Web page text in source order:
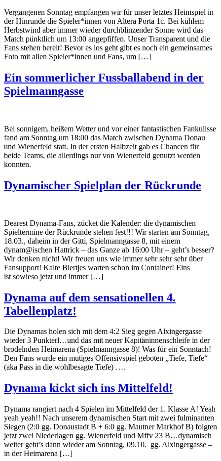
Vergangenen Sonntag empfangen wir für unser letztes Heimspiel in
der Hinrunde die Spieler*innen von Altera Porta 1c. Bei kühlem
Herbstwind aber immer wieder durchblinzender Sonne wird das
Match pünktlich um 13:00 angepfiffen. Unser Transparent und die
Fans stehen bereit! Bevor es los geht gibt es noch ein gemeinsames
Foto mit allen Spieler*innen und Fans, um […]
Ein sommerlicher Fussballabend in der
Spielmanngasse
Bei sonnigem, heißem Wetter und vor einer fantastischen Fankulisse
fand am Sonntag um 18:00 das Match zwischen Dynama Donau
und Wienerfeld statt. In der ersten Halbzeit gab es Chancen für
beide Teams, die allerdings nur von Wienerfeld genutzt werden
konnten.
Dynamischer Spielplan der Rückrunde
Dearest Dynama-Fans, zücket die Kalender: die dynamischen
Spieltermine der Rückrunde stehen fest!!! Wir starten am Sonntag,
18.03., daheim in der Gitti, Spielmanngasse 8, mit einem
dynam@ischen Hattrick – das Ganze ab 16:00 Uhr – geht’s besser?
Wir denken nicht! Wir freuen uns wie immer sehr sehr sehr über
Fansupport! Kalte Biertjes warten schon im Container! Eins
ist sowieso jetzt und immer […]
Dynama auf dem sensationellen 4.
Tabellenplatz!
Die Dynamas holen sich mit dem 4:2 Sieg gegen Alxingergasse
wieder 3 Punkterl…und das mit neuer Kapitäninnenschleife in der
brodelnden Heimarena (Spielmanngasse 8)! Was für ein Sonntach!
Den Fans wurde ein mutiges Offensivspiel geboten „Tiefe, Tiefe“
(aka Pass in die wohlbesagte Tiefe) ….
Dynama kickt sich ins Mittelfeld!
Dynama rangiert nach 4 Spielen im Mittelfeld der 1. Klasse A! Yeah
yeah yeah!! Nach unserem dynamischen Start mit zwei fulminanten
Siegen (2:0 gg. Donaustadt B + 6:0 gg. Mautner Markhof B) folgten
jetzt zwei Niederlagen gg. Wienerfeld und Mffv 23 B…dynamisch
weiter geht’s dann wieder am Sonntag, 09.10. gg. Alxingergasse –
in der Heimarena […]